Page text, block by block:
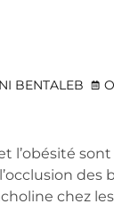
BENTALEB
l’obésité sont
des
chez